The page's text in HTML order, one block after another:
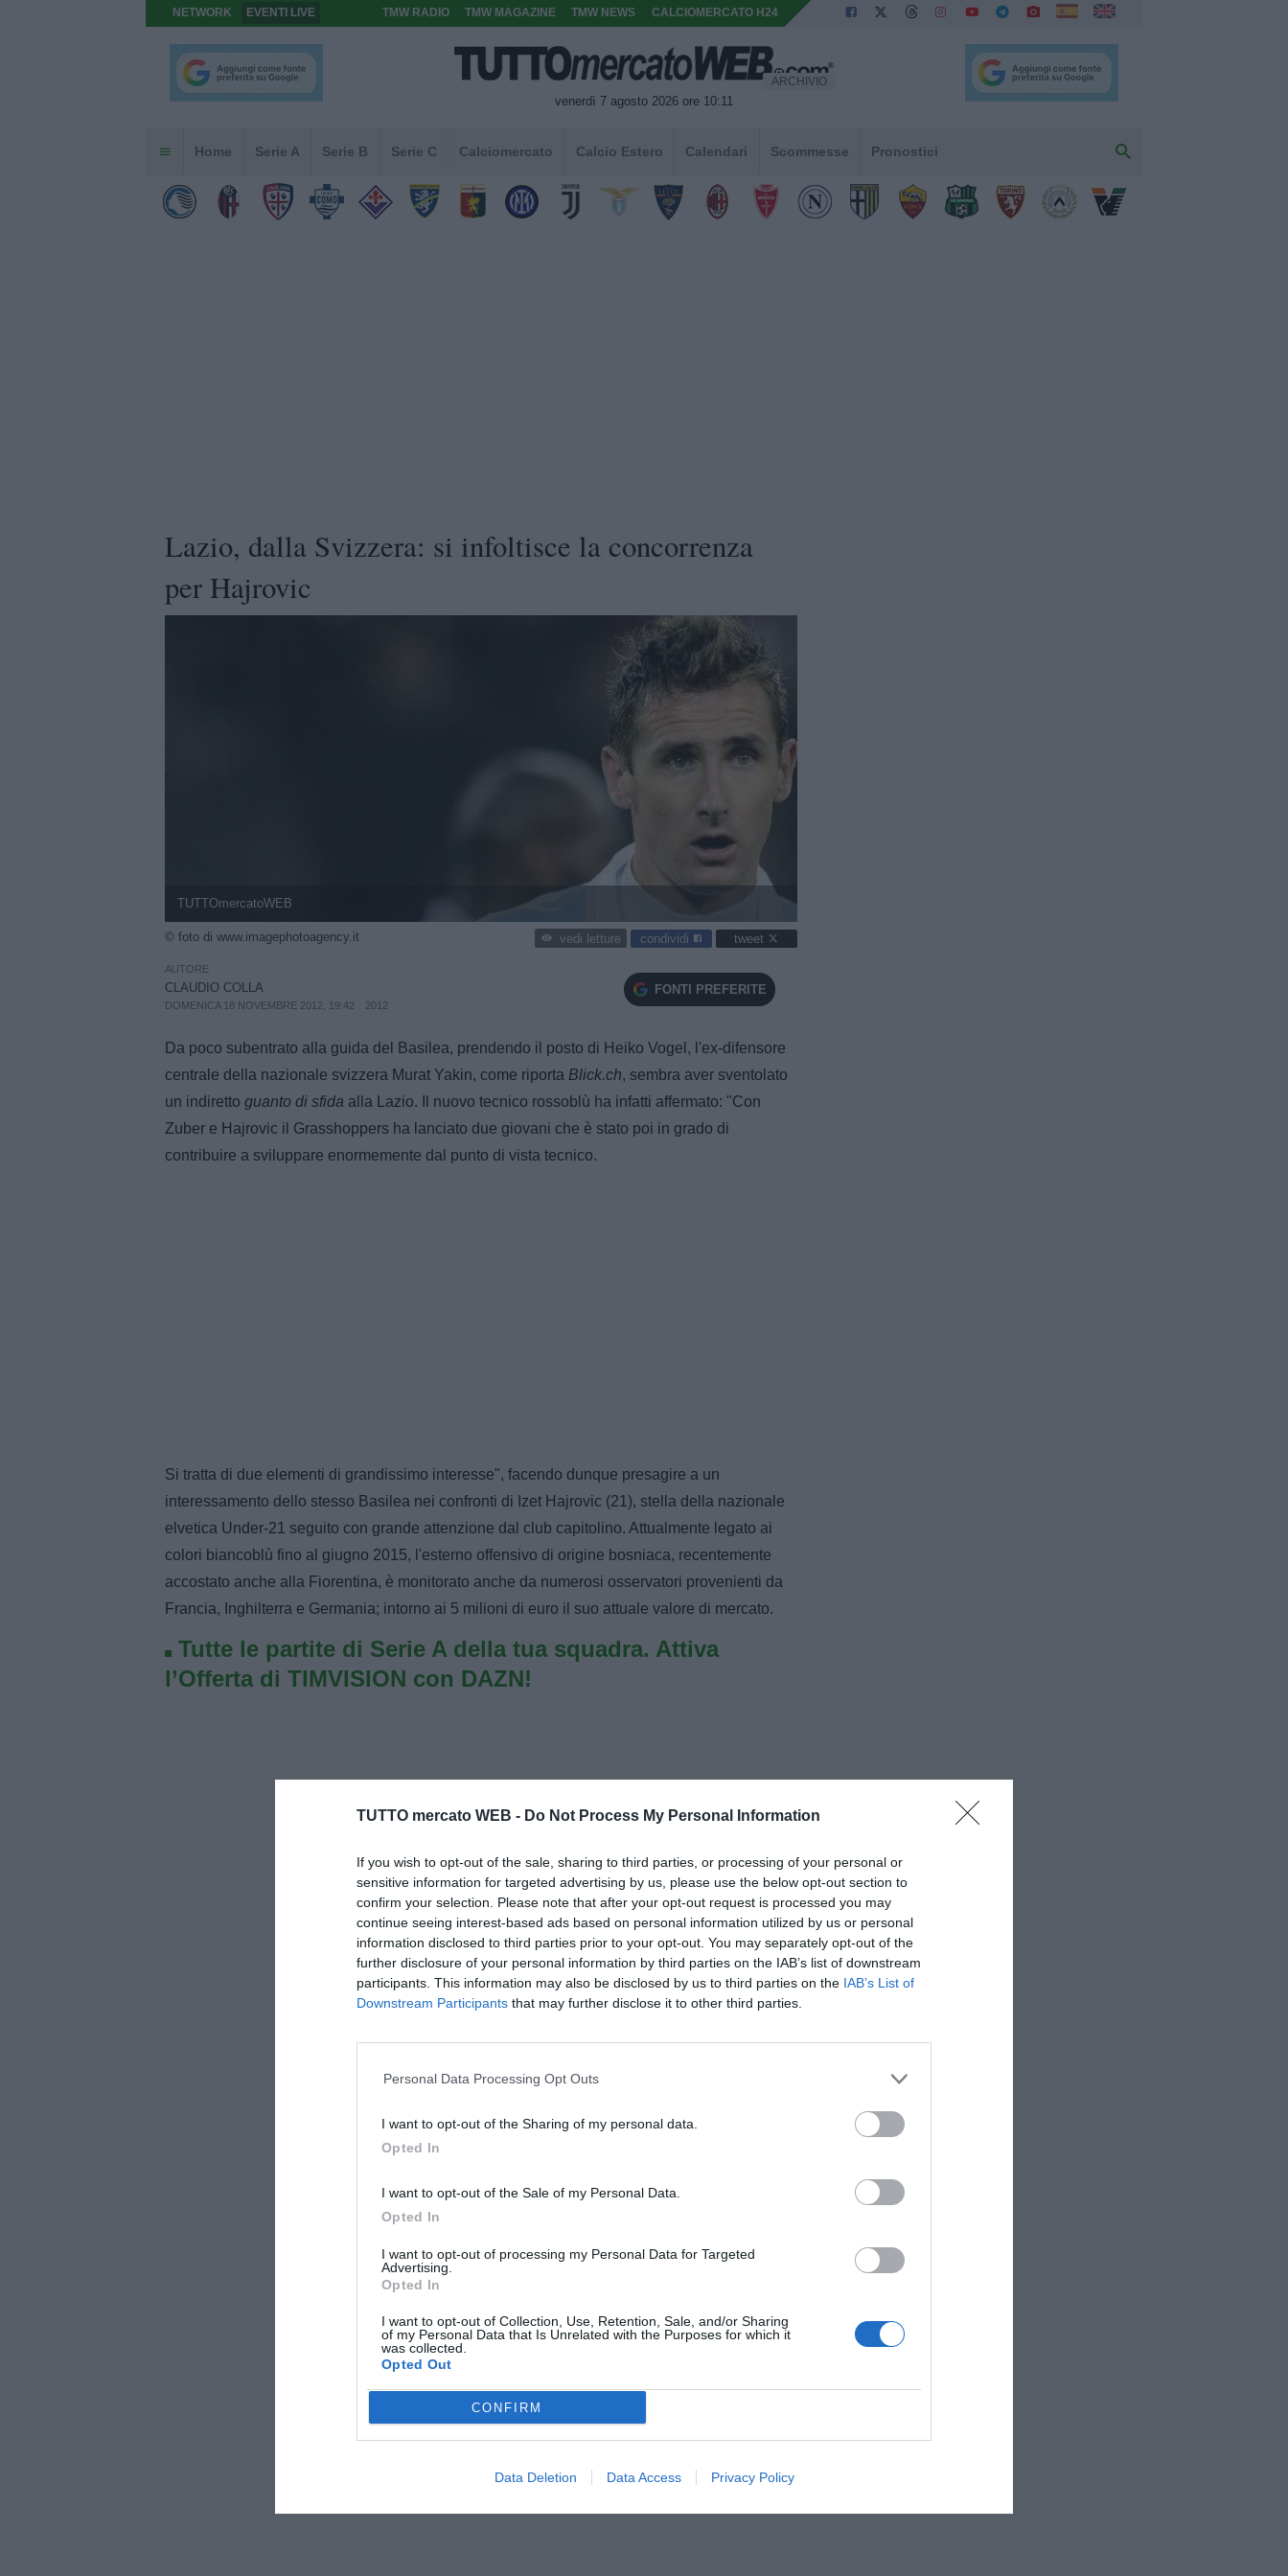
TUTTO mercato WEB - Do Not Process My Personal Information
If you wish to opt-out of the sale, sharing to third parties, or processing of your personal or
sensitive information for targeted advertising by us, please use the below opt-out section to
confirm your selection. Please note that after your opt-out request is processed you may
continue seeing interest-based ads based on personal information utilized by us or personal
information disclosed to third parties prior to your opt-out. You may separately opt-out of the
further disclosure of your personal information by third parties on the IAB’s list of downstream
participants. This information may also be disclosed by us to third parties on the IAB’s List of
Downstream Participants that may further disclose it to other third parties.
Personal Data Processing Opt Outs
I want to opt-out of the Sharing of my personal data.
Opted In
I want to opt-out of the Sale of my Personal Data.
Opted In
I want to opt-out of processing my Personal Data for Targeted
Advertising.
Opted In
I want to opt-out of Collection, Use, Retention, Sale, and/or Sharing
of my Personal Data that Is Unrelated with the Purposes for which it
was collected.
Opted Out
CONFIRM
Data Deletion Data Access Privacy Policy
NETWORK EVENTI LIVE TMW RADIO TMW MAGAZINE TMW NEWS CALCIOMERCATO H24
venerdì 7 agosto 2026 ore 10:11
ARCHIVIO
Home Serie A Serie B Serie C Calciomercato Calcio Estero Calendari Scommesse Pronostici
Lazio, dalla Svizzera: si infoltisce la concorrenza
per Hajrovic
TUTTOmercatoWEB
© foto di www.imagephotoagency.it vedi letture condividi tweet
AUTORE
CLAUDIO COLLA
DOMENICA 18 NOVEMBRE 2012, 19:42 2012
FONTI PREFERITE
Da poco subentrato alla guida del Basilea, prendendo il posto di Heiko Vogel, l'ex-difensore
centrale della nazionale svizzera Murat Yakin, come riporta Blick.ch, sembra aver sventolato
un indiretto guanto di sfida alla Lazio. Il nuovo tecnico rossoblù ha infatti affermato: "Con
Zuber e Hajrovic il Grasshoppers ha lanciato due giovani che è stato poi in grado di
contribuire a sviluppare enormemente dal punto di vista tecnico.
Si tratta di due elementi di grandissimo interesse", facendo dunque presagire a un
interessamento dello stesso Basilea nei confronti di Izet Hajrovic (21), stella della nazionale
elvetica Under-21 seguito con grande attenzione dal club capitolino. Attualmente legato ai
colori biancoblù fino al giugno 2015, l'esterno offensivo di origine bosniaca, recentemente
accostato anche alla Fiorentina, è monitorato anche da numerosi osservatori provenienti da
Francia, Inghilterra e Germania; intorno ai 5 milioni di euro il suo attuale valore di mercato.
Tutte le partite di Serie A della tua squadra. Attiva
l’Offerta di TIMVISION con DAZN!